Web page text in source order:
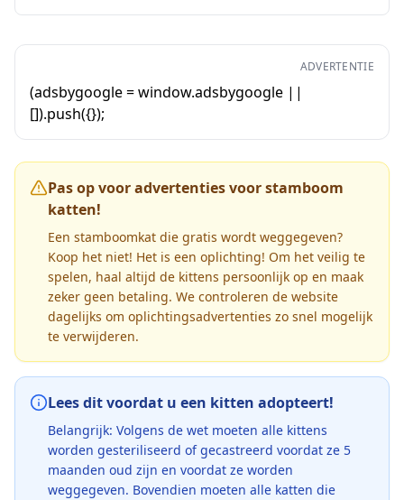
ADVERTENTIE
(adsbygoogle = window.adsbygoogle ||
[]).push({});
Pas op voor advertenties voor stamboom
katten!
Een stamboomkat die gratis wordt weggegeven?
Koop het niet! Het is een oplichting! Om het veilig te
spelen, haal altijd de kittens persoonlijk op en maak
zeker geen betaling. We controleren de website
dagelijks om oplichtingsadvertenties zo snel mogelijk
te verwijderen.
Lees dit voordat u een kitten adopteert!
Belangrijk: Volgens de wet moeten alle kittens
worden gesteriliseerd of gecastreerd voordat ze 5
maanden oud zijn en voordat ze worden
weggegeven. Bovendien moeten alle katten die